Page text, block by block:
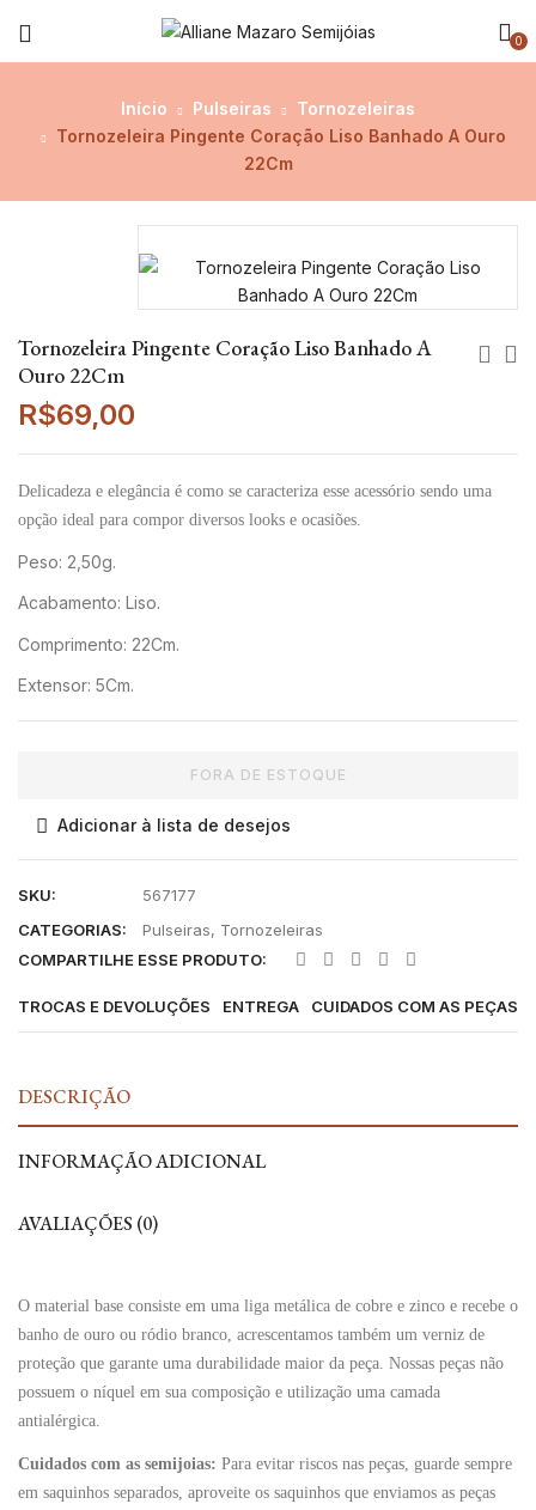
0
Início Pulseiras
Tornozeleiras
Tornozeleira Pingente Coração Liso Banhado A Ouro
22Cm
Tornozeleira Pingente Coração Liso Banhado A
Ouro 22Cm
R$69,00
Delicadeza e elegância é como se caracteriza esse acessório sendo uma
opção ideal para compor diversos looks e ocasiões.
Peso: 2,50g.
Acabamento: Liso.
Comprimento: 22Cm.
Extensor: 5Cm.
FORA DE ESTOQUE
Adicionar à lista de desejos
SKU:
567177
CATEGORIAS:
Pulseiras, Tornozeleiras
COMPARTILHE ESSE PRODUTO:
TROCAS E DEVOLUÇÕES ENTREGA CUIDADOS COM AS PEÇAS
DESCRIÇÃO
INFORMAÇÃO ADICIONAL
AVALIAÇÕES (0)
O material base consiste em uma liga metálica de cobre e zinco e recebe o
banho de ouro ou ródio branco, acrescentamos também um verniz de
proteção que garante uma durabilidade maior da peça. Nossas peças não
possuem o níquel em sua composição e utilização uma camada
antialérgica.
Cuidados com as semijoias: Para evitar riscos nas peças, guarde sempre
em saquinhos separados, aproveite os saquinhos que enviamos as peças